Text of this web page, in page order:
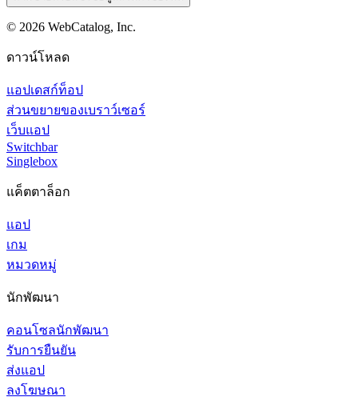
© 2026 WebCatalog, Inc.
ดาวน์โหลด
แอปเดสก์ท็อป
ส่วนขยายของเบราว์เซอร์
เว็บแอป
Switchbar
Singlebox
แค็ตตาล็อก
แอป
เกม
หมวดหมู่
นักพัฒนา
คอนโซลนักพัฒนา
รับการยืนยัน
ส่งแอป
ลงโฆษณา